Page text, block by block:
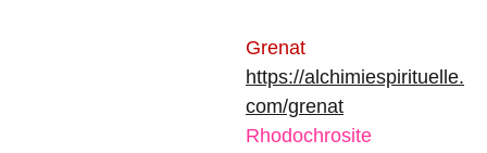
Grenat
https://alchimiespirituelle.
com/grenat
Rhodochrosite